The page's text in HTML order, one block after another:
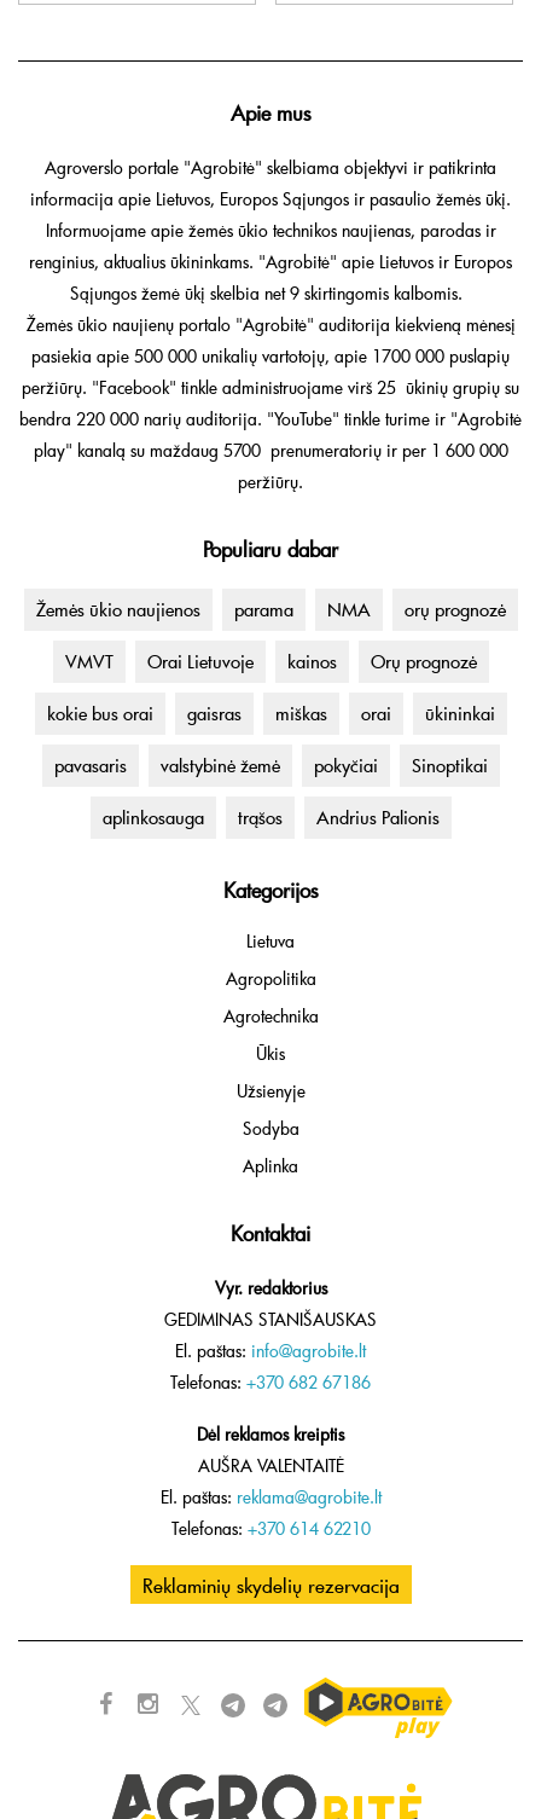
Apie mus
Agroverslo portale "Agrobitė" skelbiama objektyvi ir patikrinta
informacija apie Lietuvos, Europos Sąjungos ir pasaulio žemės ūkį.
Informuojame apie žemės ūkio technikos naujienas, parodas ir
renginius, aktualius ūkininkams. "Agrobitė" apie Lietuvos ir Europos
Sąjungos žemė ūkį skelbia net 9 skirtingomis kalbomis.
Žemės ūkio naujienų portalo "Agrobitė" auditorija kiekvieną mėnesį
pasiekia apie 500 000 unikalių vartotojų, apie 1700 000 puslapių
peržiūrų. "Facebook" tinkle administruojame virš 25 ūkinių grupių su
bendra 220 000 narių auditorija. "YouTube" tinkle turime ir "Agrobitė
play" kanalą su maždaug 5700 prenumeratorių ir per 1 600 000
peržiūrų.
Populiaru dabar
Žemės ūkio naujienos parama NMA orų prognozė
VMVT Orai Lietuvoje kainos Orų prognozė
kokie bus orai gaisras miškas orai ūkininkai
pavasaris valstybinė žemė pokyčiai Sinoptikai
aplinkosauga trąšos Andrius Palionis
Kategorijos
Lietuva
Agropolitika
Agrotechnika
Ūkis
Užsienyje
Sodyba
Aplinka
Kontaktai
Vyr. redaktorius
GEDIMINAS STANIŠAUSKAS
El. paštas: info@agrobite.lt
Telefonas: +370 682 67186
Dėl reklamos kreiptis
AUŠRA VALENTAITĖ
El. paštas: reklama@agrobite.lt
Telefonas: +370 614 62210
Reklaminių skydelių rezervacija